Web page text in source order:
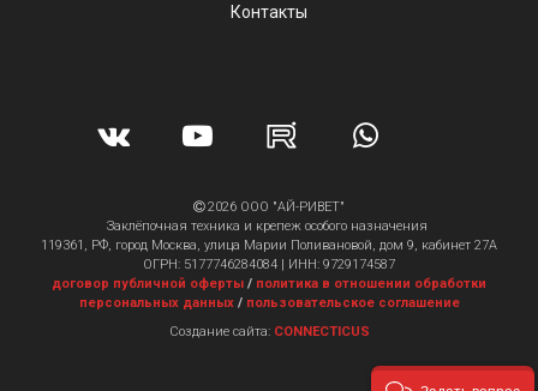
Контакты
2026 ООО "АЙ-РИВЕТ"
Заклёпочная техника и крепеж особого назначения
119361, РФ, город Москва, улица Марии Поливановой, дом 9, кабинет 27А
ОГРН: 5177746284084 | ИНН: 9729174587
договор публичной оферты / политика в отношении обработки
персональных данных/ пользовательское соглашение
Создание сайта: CONNECTICUS